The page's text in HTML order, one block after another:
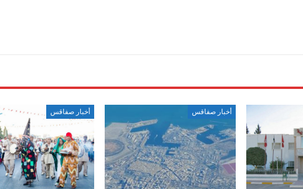
أخبار صفاقس أخبار صفاقس